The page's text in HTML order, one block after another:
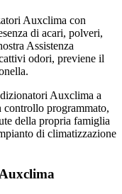
Auxclima con
di acari, polveri,
Assistenza
odori, previene il
Auxclima a
controllo programmato,
della propria famiglia
di climatizzazione
Auxclima